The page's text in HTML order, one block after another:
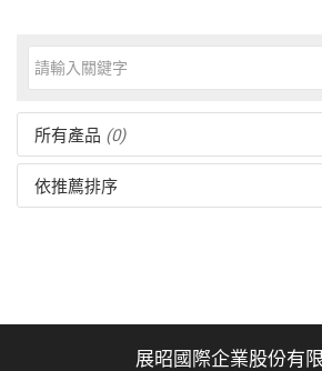
所有產品 (0)
依推薦排序
展昭國際企業股份有